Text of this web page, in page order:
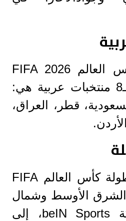
تشهد بطولة كأس العالم FIFA 2026
مشاركة قياسية لـ8 منتخبات عربية هي:
قطر، العراق،
تُنقل مباريات بطولة كأس العالم FIFA
الشرق الأوسط وشمال
إفريقيا عبر شبكة beIN Sports، إلى